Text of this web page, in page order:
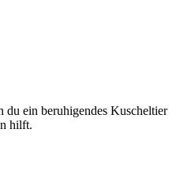
ein beruhigendes Kuscheltier
hilft.